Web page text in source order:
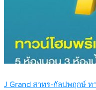
J Grand สาทร-กัลปพฤกษ์